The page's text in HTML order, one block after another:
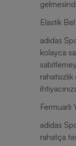
Elastik Bel
adidas
kolayca
Fermuarlı
adidas
rahatça